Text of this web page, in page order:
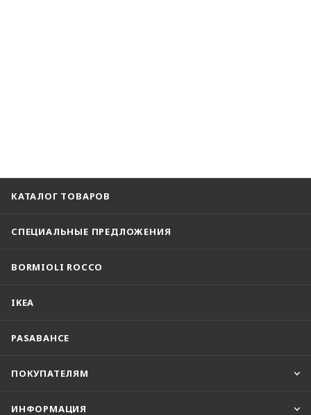
КАТАЛОГ ТОВАРОВ
СПЕЦИАЛЬНЫЕ ПРЕДЛОЖЕНИЯ
BORMIOLI ROCCO
IKEA
PASABAHCE
ПОКУПАТЕЛЯМ
ИНФОРМАЦИЯ